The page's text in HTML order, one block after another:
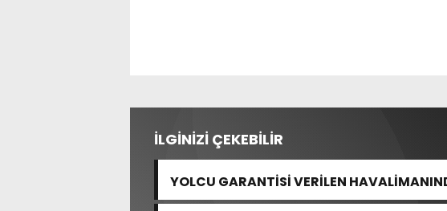
İLGİNİZİ ÇEKEBİLİR
YOLCU GARANTİSİ VERİLEN